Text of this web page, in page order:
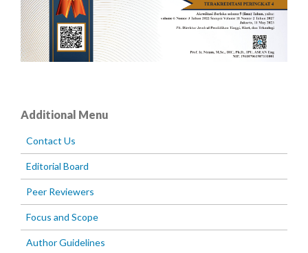
Additional Menu
Contact Us
Editorial Board
Peer Reviewers
Focus and Scope
Author Guidelines